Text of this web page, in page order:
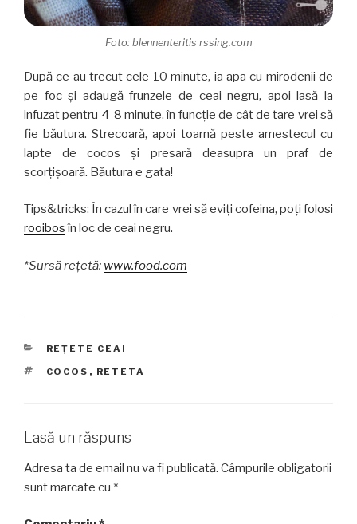
Foto: blennenteritis rssing.com
După ce au trecut cele 10 minute, ia apa cu mirodenii de
pe foc şi adaugă frunzele de ceai negru, apoi lasă la
infuzat pentru 4-8 minute, în funcţie de cât de tare vrei să
fie băutura. Strecoară, apoi toarnă peste amestecul cu
lapte de cocos şi presară deasupra un praf de
scorţişoară. Băutura e gata!
Tips&tricks: În cazul în care vrei să eviţi cofeina, poţi folosi
rooibosîn loc de ceai negru.
*Sursă reţetă: www.food.com
CATEGORII
REȚETE CEAI
ETICHETE
COCOS , RETETA
Lasă un răspuns
Adresa ta de email nu va fi publicată. Câmpurile obligatorii
sunt marcate cu *